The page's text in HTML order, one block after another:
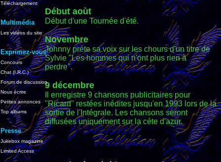
Téléchargement
Multimédia
Les vidéos du site
Exprimez-vous
Concours
Chat (I.R.C.)
Forum de discussion
Nous écrire
Petites annonces
Top albums
Presse
Jukebox magazine
Limited Access
Début aoùt
Début d'une Tournée d'été.
Novembre
Johnny préte sa voix sur les chours d'un titre de
Sylvie "Les hommes qui n'ont plus rien à
perdre".
9 décembre
Il enregistre 9 chansons publicitaires pour
"Ricard" restées inédites jusqu'en 1993 lors de la
sortie de l'Intégrale. Les chansons seront
diffusées uniquement sur la céte d'azur.